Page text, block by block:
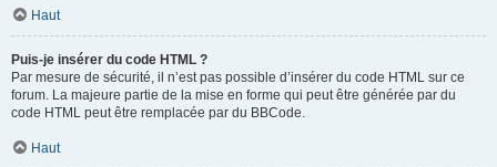
Haut
Puis-je insérer du code HTML ?
Par mesure de sécurité, il n’est pas possible d’insérer du code HTML sur ce
forum. La majeure partie de la mise en forme qui peut être générée par du
code HTML peut être remplacée par du BBCode.
Haut